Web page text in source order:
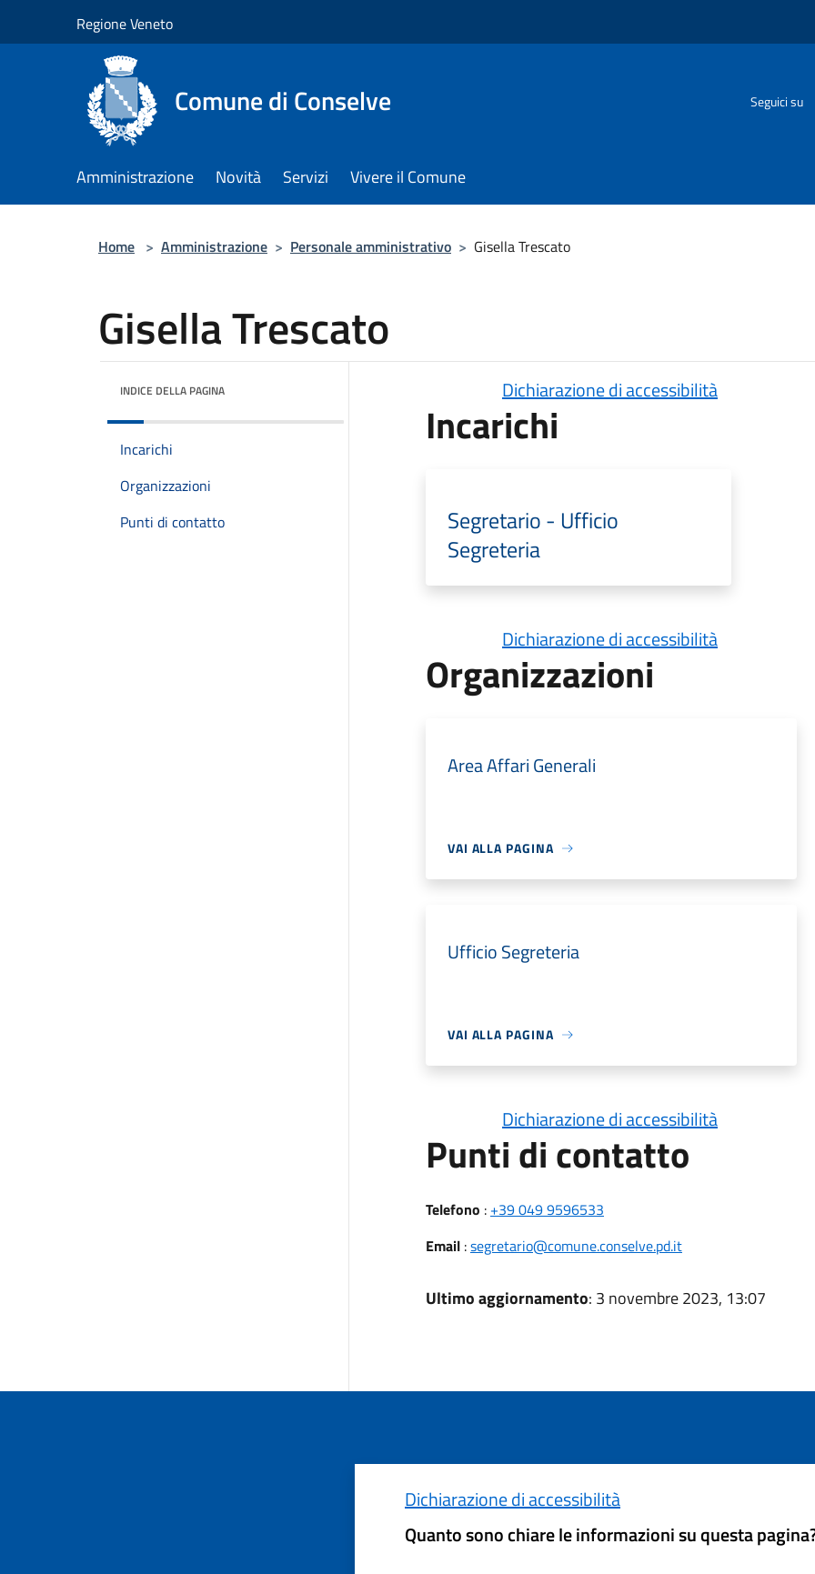
Regione Veneto
Comune di Conselve Seguici su
Amministrazione Novità Servizi Vivere il Comune
Home > Amministrazione > Personale amministrativo > Gisella Trescato
Gisella Trescato
INDICE DELLA PAGINA
Incarichi
Organizzazioni
Punti di contatto
Dichiarazione di accessibilità
Incarichi
Segretario - Ufficio
Segreteria
Dichiarazione di accessibilità
Organizzazioni
Area Affari Generali
VAI ALLA PAGINA
Ufficio Segreteria
VAI ALLA PAGINA
Dichiarazione di accessibilità
Punti di contatto
Telefono : +39 049 9596533
Email:segretario@comune.conselve.pd.it
Ultimo aggiornamento: 3 novembre 2023, 13:07
Dichiarazione di accessibilità
Quanto sono chiare le informazioni su questa